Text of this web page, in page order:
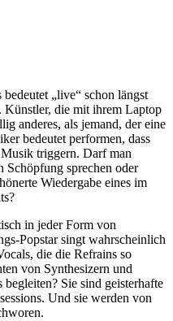
„live“ schon längst
Künstler, die mit ihrem Laptop
anderes, als jemand, der eine
bedeutet performen, dass
triggern. Darf man
Schöpfung sprechen oder
Wiedergabe eines im
in jeder Form von
Popstar singt wahrscheinlich
die die Refrains so
von Synthesizern und
Sie sind geisterhafte
Und sie werden von